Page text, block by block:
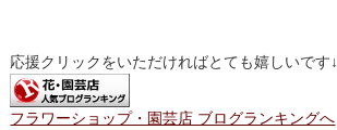
応援クリックをいただければとても嬉しいです↓
フラワーショップ・園芸店 ブログランキングへ